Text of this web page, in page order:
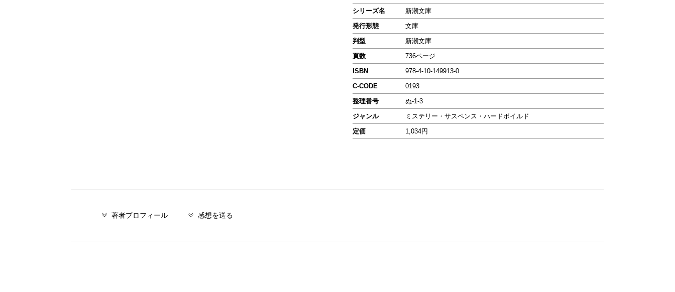
シリーズ名
新潮文庫
発行形態
文庫
判型
新潮文庫
頁数
736ページ
ISBN
978-4-10-149913-0
C-CODE
0193
整理番号
ぬ-1-3
ジャンル
ミステリー・サスペンス・ハードボイルド
定価
1,034円
著者プロフィール 感想を送る